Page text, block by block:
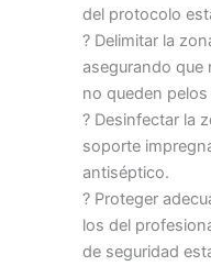
del protocolo
? Delimitar la
asegurando que
no queden
? Desinfectar la
soporte
antiséptico.
? Proteger
los del
de seguridad